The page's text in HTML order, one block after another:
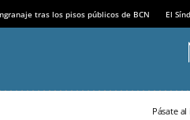
tras los pisos públicos de BCN El
Pásate